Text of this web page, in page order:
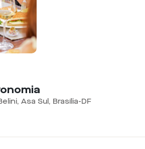
Asa Sul, Brasília-DF